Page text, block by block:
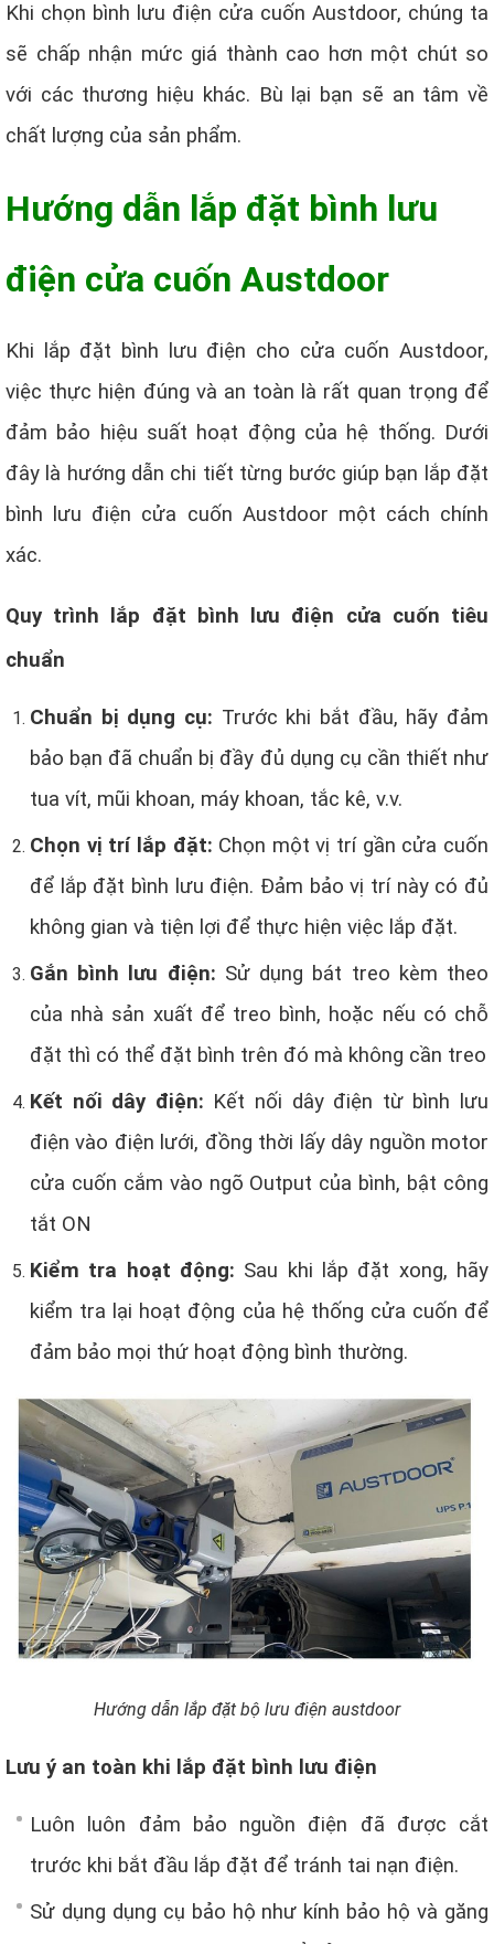
Khi chọn bình lưu điện cửa cuốn Austdoor, chúng ta
sẽ chấp nhận mức giá thành cao hơn một chút so
với các thương hiệu khác. Bù lại bạn sẽ an tâm về
chất lượng của sản phẩm.
Hướng dẫn lắp đặt bình lưu
điện cửa cuốn Austdoor
Khi lắp đặt bình lưu điện cho cửa cuốn Austdoor,
việc thực hiện đúng và an toàn là rất quan trọng để
đảm bảo hiệu suất hoạt động của hệ thống. Dưới
đây là hướng dẫn chi tiết từng bước giúp bạn lắp đặt
bình lưu điện cửa cuốn Austdoor một cách chính
xác.
Quy trình lắp đặt bình lưu điện cửa cuốn tiêu
chuẩn
Chuẩn bị dụng cụ: Trước khi bắt đầu, hãy đảm
bảo bạn đã chuẩn bị đầy đủ dụng cụ cần thiết như
tua vít, mũi khoan, máy khoan, tắc kê, v.v.
Chọn vị trí lắp đặt: Chọn một vị trí gần cửa cuốn
để lắp đặt bình lưu điện. Đảm bảo vị trí này có đủ
không gian và tiện lợi để thực hiện việc lắp đặt.
Gắn bình lưu điện: Sử dụng bát treo kèm theo
của nhà sản xuất để treo bình, hoặc nếu có chỗ
đặt thì có thể đặt bình trên đó mà không cần treo
Kết nối dây điện: Kết nối dây điện từ bình lưu
điện vào điện lưới, đồng thời lấy dây nguồn motor
cửa cuốn cắm vào ngõ Output của bình, bật công
tắt ON
Kiểm tra hoạt động: Sau khi lắp đặt xong, hãy
kiểm tra lại hoạt động của hệ thống cửa cuốn để
đảm bảo mọi thứ hoạt động bình thường.
Hướng dẫn lắp đặt bộ lưu điện austdoor
Lưu ý an toàn khi lắp đặt bình lưu điện
Luôn luôn đảm bảo nguồn điện đã được cắt
trước khi bắt đầu lắp đặt để tránh tai nạn điện.
Sử dụng dụng cụ bảo hộ như kính bảo hộ và găng